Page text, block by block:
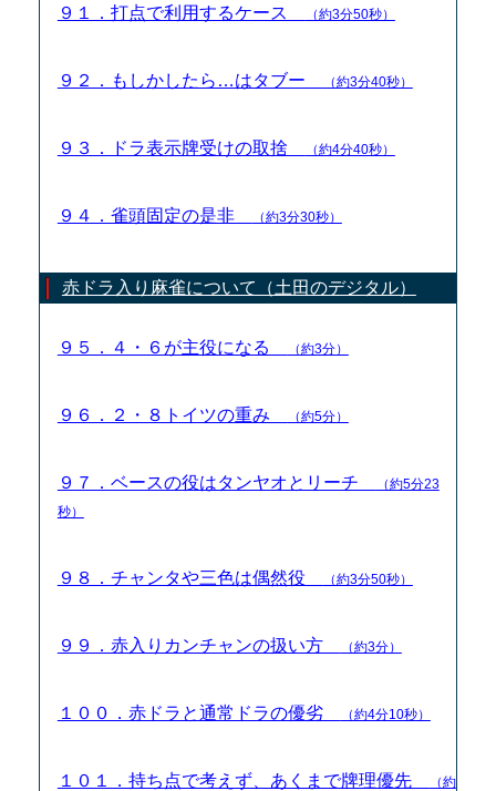
９１．打点で利用するケース （約3分50秒）
９２．もしかしたら…はタブー （約3分40秒）
９３．ドラ表示牌受けの取捨 （約4分40秒）
９４．雀頭固定の是非 （約3分30秒）
赤ドラ入り麻雀について（土田のデジタル）
９５．４・６が主役になる （約3分）
９６．２・８トイツの重み （約5分）
９７．ベースの役はタンヤオとリーチ
（約5分23
秒）
９８．チャンタや三色は偶然役 （約3分50秒）
９９．赤入りカンチャンの扱い方 （約3分）
１００．赤ドラと通常ドラの優劣 （約4分10秒）
１０１．持ち点で考えず、あくまで牌理優先
（約